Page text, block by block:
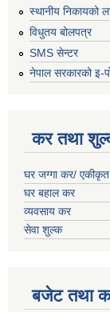
स्थानीय निकायको
विधुतय बोलपत्र
SMS सेन्टर
नेपाल सरकारको इ-
कर तथा
घर जग्गा कर/
घर बहाल कर
व्यवसाय कर
सेवा शुल्क
बजेट तथा